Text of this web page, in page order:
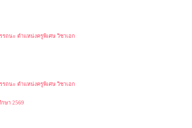
ถนะ ตำแหน่งครูพิเศษ วิชาเอก
ถนะ ตำแหน่งครูพิเศษ วิชาเอก
ษา 2569